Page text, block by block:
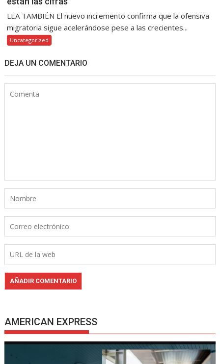
LEA TAMBIÉN El nuevo incremento confirma que la ofensiva
migratoria sigue acelerándose pese a las crecientes...
Uncategorized
DEJA UN COMENTARIO
AMERICAN EXPRESS